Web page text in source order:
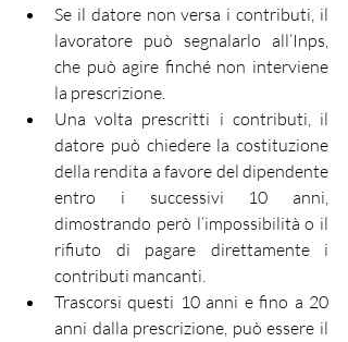
Se il datore non versa i contributi, il
lavoratore può segnalarlo all’Inps,
che può agire finché non interviene
la prescrizione.
Una volta prescritti i contributi, il
datore può chiedere la costituzione
della rendita a favore del dipendente
entro i successivi 10 anni,
dimostrando però l’impossibilità o il
rifiuto di pagare direttamente i
contributi mancanti.
Trascorsi questi 10 anni e fino a 20
anni dalla prescrizione, può essere il